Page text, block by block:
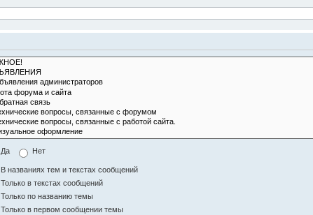
Да Нет
В названиях тем и текстах сообщений
Только в текстах сообщений
Только по названию темы
Только в первом сообщении темы